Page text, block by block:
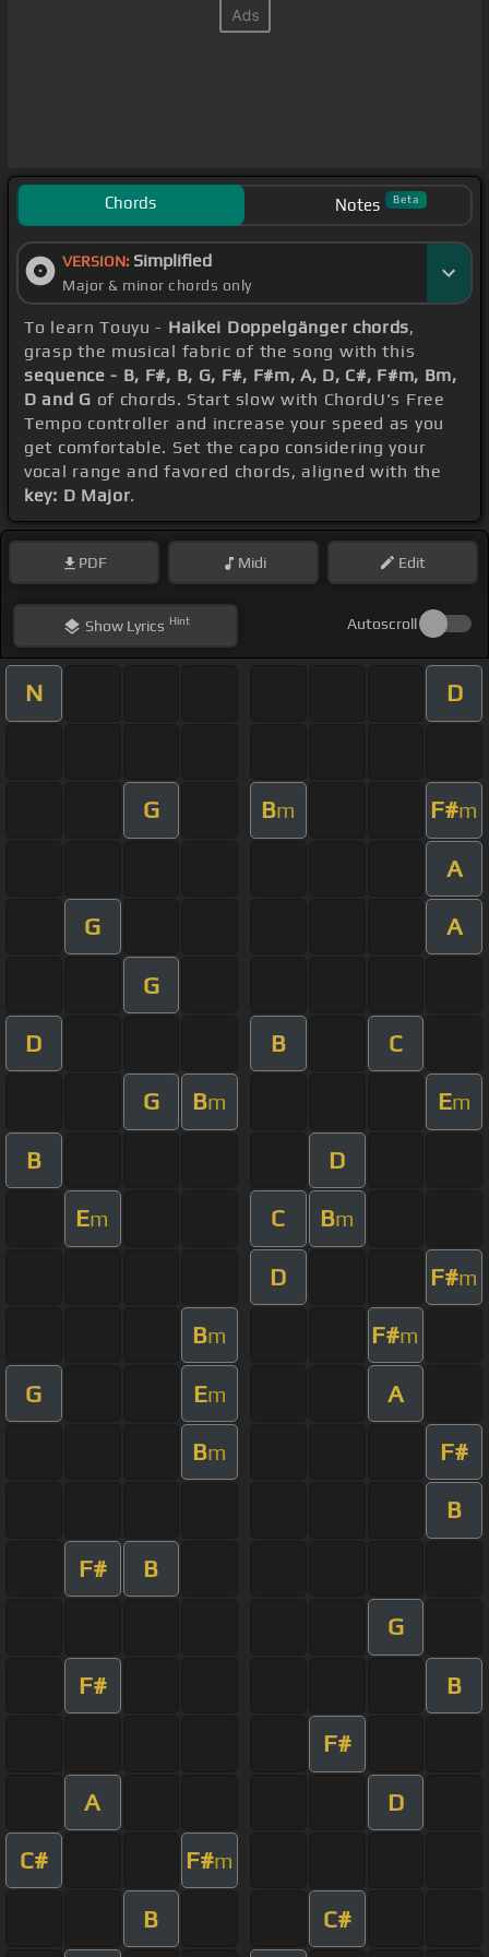
Chords Notes Beta
VERSION: Simplified
Major & minor chords only
To learn Touyu - Haikei Doppelgänger chords,
grasp the musical fabric of the song with this
sequence - B, F#, B, G, F#, F#m, A, D, C#, F#m, Bm,
D and G of chords. Start slow with ChordU's Free
Tempo controller and increase your speed as you
get comfortable. Set the capo considering your
vocal range and favored chords, aligned with the
key: D Major.
PDF Midi Edit
ShowLyrics Hint Autoscroll
N D
G Bm F#m
A
G A
G
D B C
G Bm Em
B D
Em C Bm
D F#m
Bm F#m
G Em A
Bm F#
B
F# B
G
F# B
F#
A D
C# F#m
B C#